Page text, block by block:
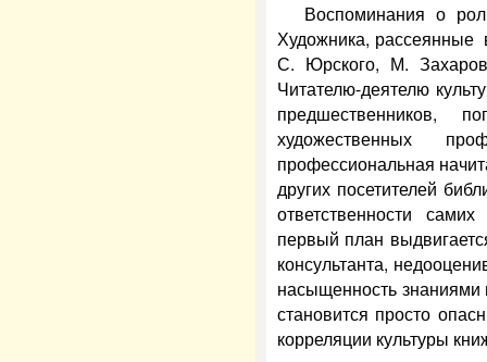
Воспоминания о
Художника,
С. Юрского, М.
Читателю-деятелю
предшественников,
художественных
профессиональная
других посетителей
ответственности
первый план
консультанта,
насыщенность
становится просто
корреляции культуры